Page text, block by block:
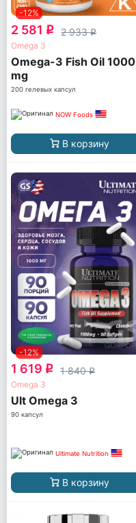
-12%
2 581 q 2 933q
Omega 3
Omega-3 Fish Oil 1000
mg
200 гелевых капсул
NOW Foods
В корзину
-12%
1 619 q 1 840q
Omega 3
Ult Omega 3
90 капсул
Ultimate Nutrition
В корзину